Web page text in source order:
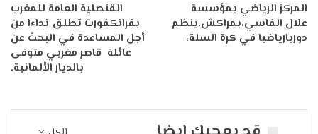
المركز الرياضي بمؤسسة
علال الفاسي،بمراكش.ينظم
دوريارياضيا في كرة السلة،
القنصلية العامة للمغرب
بفرانكفورت تطلق نداءا من
أجل المساعدة في البحث عن
عائلة قاصر مغربي متوفى
بالديار الألمانية.